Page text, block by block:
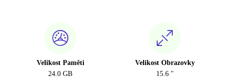
Velikost Paměti
24.0 GB
Velikost Obrazovky
15.6 "